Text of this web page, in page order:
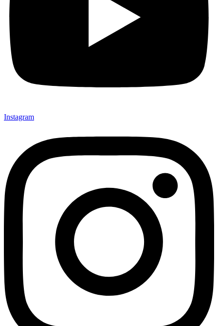
Instagram